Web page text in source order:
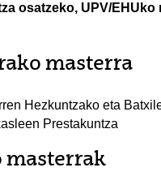
osatzeko, UPV/
masterra
Hezkuntzako eta
Prestakuntza
masterrak